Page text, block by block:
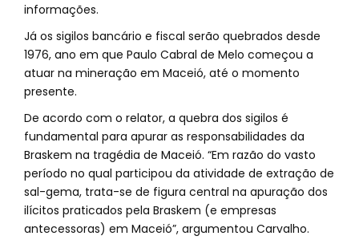
informações.
Já os sigilos bancário e fiscal serão quebrados desde
1976, ano em que Paulo Cabral de Melo começou a
atuar na mineração em Maceió, até o momento
presente.
De acordo com o relator, a quebra dos sigilos é
fundamental para apurar as responsabilidades da
Braskem na tragédia de Maceió. “Em razão do vasto
período no qual participou da atividade de extração de
sal-gema, trata-se de figura central na apuração dos
ilícitos praticados pela Braskem (e empresas
antecessoras) em Maceió”, argumentou Carvalho.